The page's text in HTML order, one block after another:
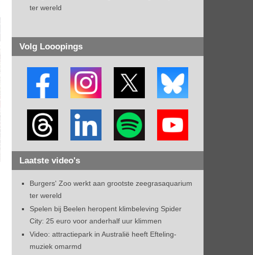
ter wereld
Volg Looopings
Laatste video's
Burgers' Zoo werkt aan grootste zeegrasaquarium
ter wereld
Spelen bij Beelen heropent klimbeleving Spider
City: 25 euro voor anderhalf uur klimmen
Video: attractiepark in Australië heeft Efteling-
muziek omarmd